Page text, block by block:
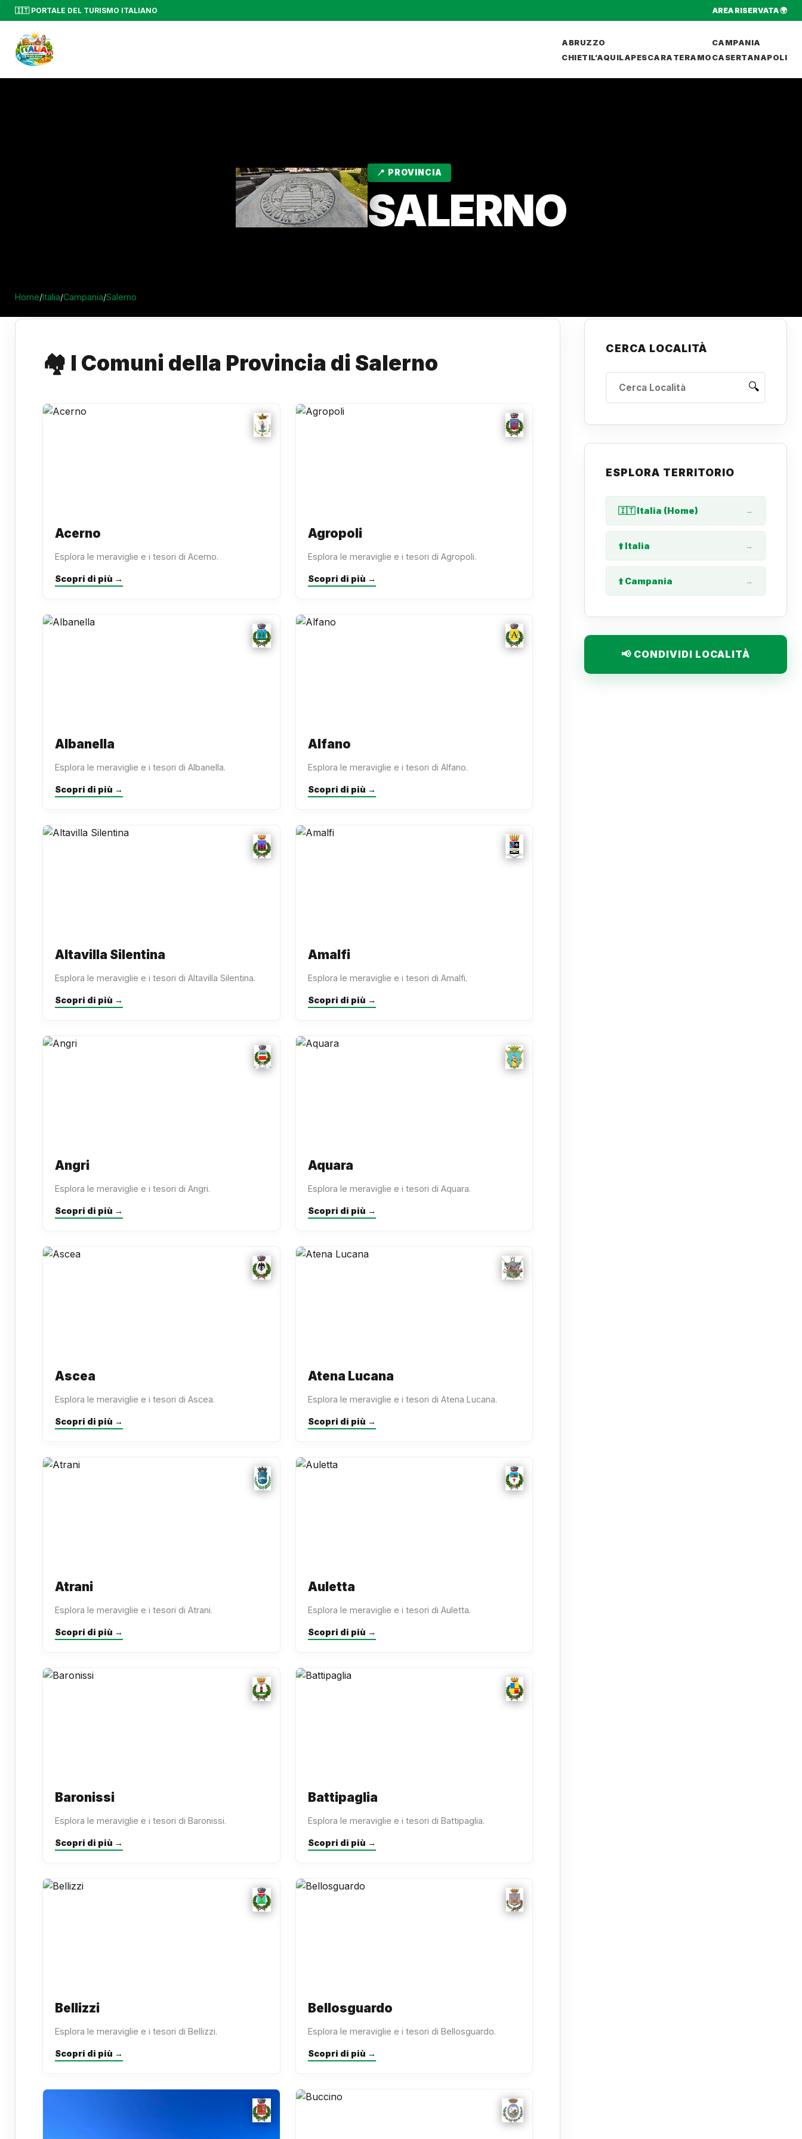
🇮🇹 PORTALE DEL TURISMO ITALIANO AREA RISERVATA 🌍
ABRUZZO
CHIETIL’AQUILAPESCARA TERAMO
CAMPANIA
CASERTANAPOLI
📍 PROVINCIA
SALERNO
Home/Italia/Campania/Salerno
🏘️ I Comuni della Provincia di Salerno
Acerno
Esplora le meraviglie e i tesori di Acerno.
Scopri di più →
Agropoli
Esplora le meraviglie e i tesori di Agropoli.
Scopri di più →
Albanella
Esplora le meraviglie e i tesori di Albanella.
Scopri di più →
Alfano
Esplora le meraviglie e i tesori di Alfano.
Scopri di più →
Altavilla Silentina
Esplora le meraviglie e i tesori di Altavilla Silentina.
Scopri di più →
Amalfi
Esplora le meraviglie e i tesori di Amalfi.
Scopri di più →
Angri
Esplora le meraviglie e i tesori di Angri.
Scopri di più →
Aquara
Esplora le meraviglie e i tesori di Aquara.
Scopri di più →
Ascea
Esplora le meraviglie e i tesori di Ascea.
Scopri di più →
Atena Lucana
Esplora le meraviglie e i tesori di Atena Lucana.
Scopri di più →
Atrani
Esplora le meraviglie e i tesori di Atrani.
Scopri di più →
Auletta
Esplora le meraviglie e i tesori di Auletta.
Scopri di più →
Baronissi
Esplora le meraviglie e i tesori di Baronissi.
Scopri di più →
Battipaglia
Esplora le meraviglie e i tesori di Battipaglia.
Scopri di più →
Bellizzi
Esplora le meraviglie e i tesori di Bellizzi.
Scopri di più →
Bellosguardo
Esplora le meraviglie e i tesori di Bellosguardo.
Scopri di più →
CERCA LOCALITÀ
🔍
ESPLORA TERRITORIO
🇮🇹 Italia (Home) →
⬆️ Italia →
⬆️ Campania →
📢 CONDIVIDI LOCALITÀ